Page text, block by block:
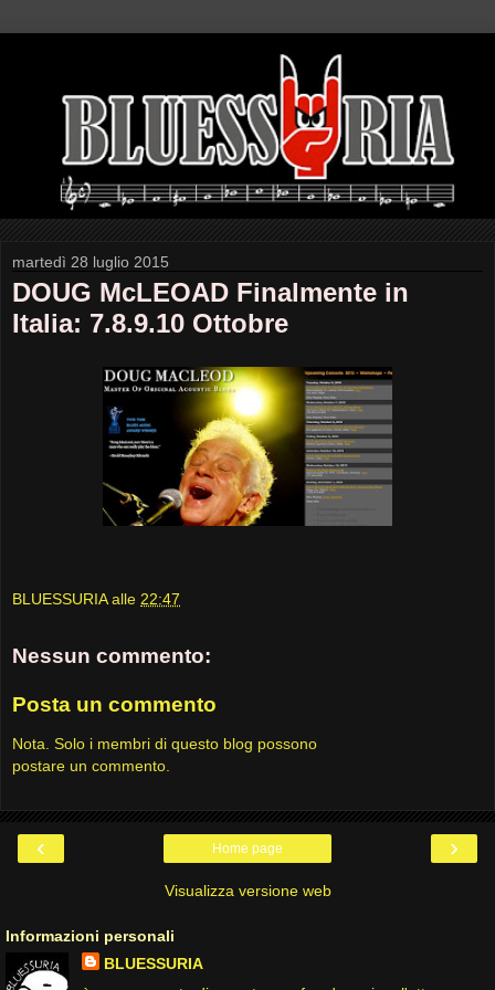
martedì 28 luglio 2015
DOUG McLEOAD Finalmente in
Italia: 7.8.9.10 Ottobre
BLUESSURIA alle 22:47
Nessun commento:
Posta un commento
Nota. Solo i membri di questo blog possono
postare un commento.
‹ ›
Home page
Visualizza versione web
Informazioni personali
BLUESSURIA